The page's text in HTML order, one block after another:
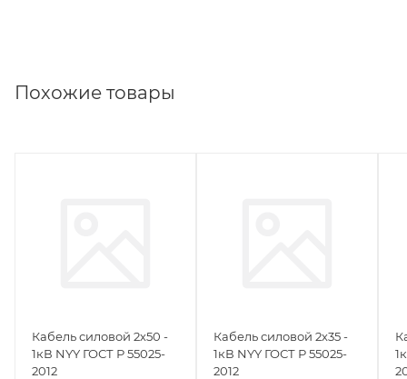
Похожие товары
Кабель силовой 2х50 -
1кВ NYY ГОСТ Р 55025-
2012
Кабель силовой 2х35 -
1кВ NYY ГОСТ Р 55025-
2012